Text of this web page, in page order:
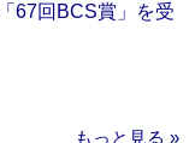
67回BCS賞」を受
もっと見る »